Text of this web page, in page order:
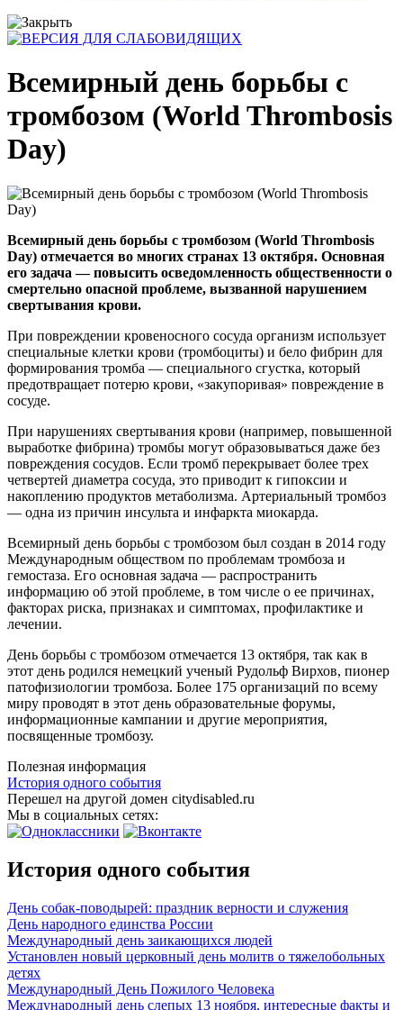
Всемирный день борьбы с
тромбозом (World Thrombosis
Day)
Всемирный день борьбы с тромбозом (World Thrombosis
Day) отмечается во многих странах 13 октября. Основная
его задача — повысить осведомленность общественности о
смертельно опасной проблеме, вызванной нарушением
свертывания крови.
При повреждении кровеносного сосуда организм использует
специальные клетки крови (тромбоциты) и бело фибрин для
формирования тромба — специального сгустка, который
предотвращает потерю крови, «закупоривая» повреждение в
сосуде.
При нарушениях свертывания крови (например, повышенной
выработке фибрина) тромбы могут образовываться даже без
повреждения сосудов. Если тромб перекрывает более трех
четвертей диаметра сосуда, это приводит к гипоксии и
накоплению продуктов метаболизма. Артериальный тромбоз
— одна из причин инсульта и инфаркта миокарда.
Всемирный день борьбы с тромбозом был создан в 2014 году
Международным обществом по проблемам тромбоза и
гемостаза. Его основная задача — распространить
информацию об этой проблеме, в том числе о ее причинах,
факторах риска, признаках и симптомах, профилактике и
лечении.
День борьбы с тромбозом отмечается 13 октября, так как в
этот день родился немецкий ученый Рудольф Вирхов, пионер
патофизиологии тромбоза. Более 175 организаций по всему
миру проводят в этот день образовательные форумы,
информационные кампании и другие мероприятия,
посвященные тромбозу.
Полезная информация
История одного события
Перешел на другой домен citydisabled.ru
Мы в социальных сетях:
История одного события
День собак-поводырей: праздник верности и служения
День народного единства России
Международный день заикающихся людей
Установлен новый церковный день молитв о тяжелобольных
детях
Международный День Пожилого Человека
Международный день слепых 13 ноября, интересные факты и